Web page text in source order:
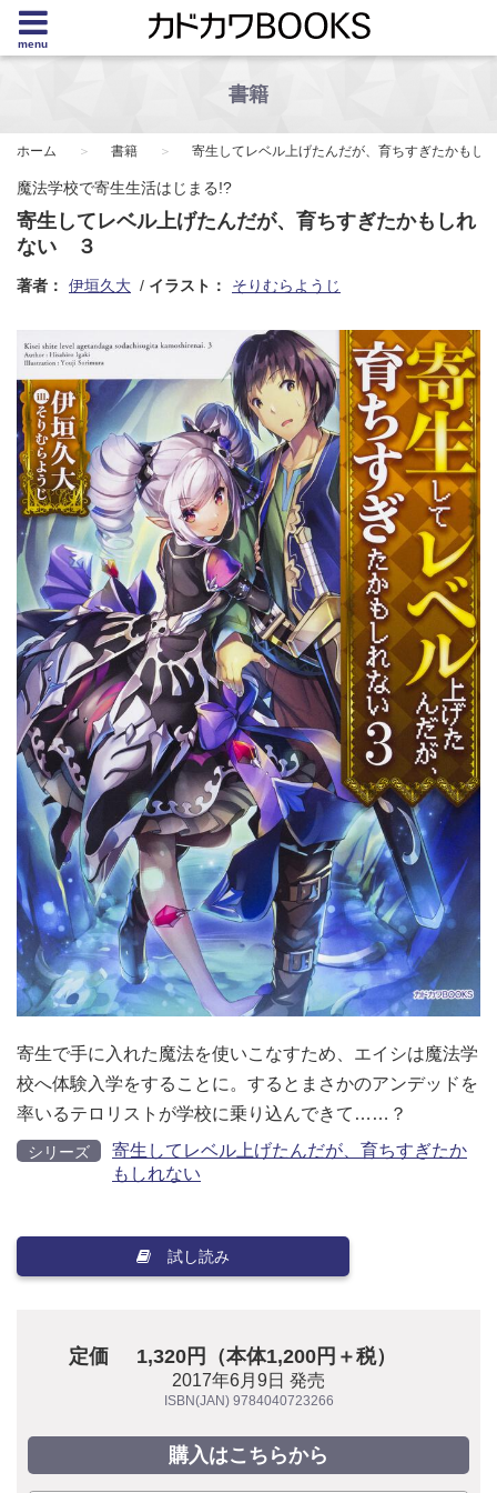
menu
書籍
ホーム 書籍 寄生してレベル上げたんだが、育ちすぎたかもし
魔法学校で寄生生活はじまる!?
寄生してレベル上げたんだが、育ちすぎたかもしれ
ない ３
著者： 伊垣久大 イラスト： そりむらようじ
寄生で手に入れた魔法を使いこなすため、エイシは魔法学
校へ体験入学をすることに。するとまさかのアンデッドを
率いるテロリストが学校に乗り込んできて……？
シリーズ
寄生してレベル上げたんだが、育ちすぎたか
もしれない
試し読み
定価 1,320円（本体1,200円＋税）
2017年6月9日 発売
ISBN(JAN) 9784040723266
購入はこちらから